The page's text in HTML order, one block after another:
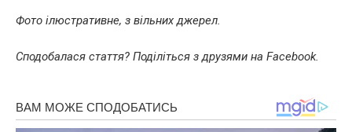
Фото ілюстративне, з вільних джерел.
Сподобалася стаття? Поділіться з друзями на Facebook.